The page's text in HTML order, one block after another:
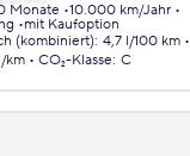
Monate 10.000 km/Jahr
mit Kaufoption
(kombiniert): 4,7 l/100 km
km CO₂-Klasse: C